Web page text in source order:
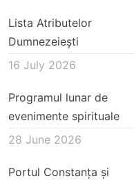
Lista Atributelor
Dumnezeiești
16 July 2026
Programul lunar de
evenimente spirituale
28 June 2026
Portul Constanța și